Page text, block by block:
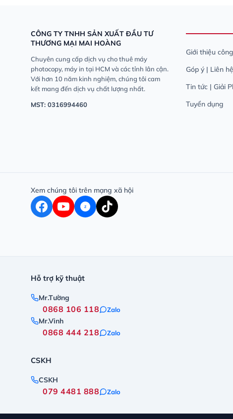
CÔNG TY TNHH SẢN XUẤT ĐẦU TƯ
THƯƠNG MẠI MAI HOÀNG
Chuyên cung cấp dịch vụ cho thuê máy
photocopy, máy in tại HCM và các tỉnh lân cận.
Với hơn 10 năm kinh nghiệm, chúng tôi cam
kết mang đến dịch vụ chất lượng nhất.
MST: 0316994460
Giới thiệu
Góp ý | Liên
Tin tức | Giải
Tuyển dụng
Xem chúng tôi trên mạng xã hội
Z
Hỗ trợ kỹ thuật
Mr.Tường
0868 106 118 Zalo
Mr.Vinh
0868 444 218 Zalo
CSKH
CSKH
079 4481 888 Zalo